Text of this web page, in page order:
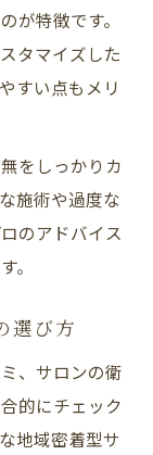
が特徴です。
タマイズした
すい点もメリ
をしっかりカ
施術や過度な
のアドバイス
。
選び方
、サロンの衛
的にチェック
地域密着型サ